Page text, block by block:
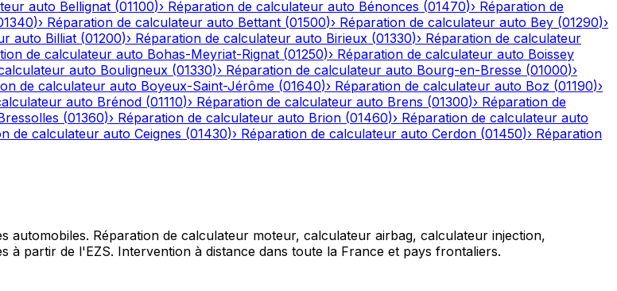
auto Bellignat (01100)› Réparation de calculateur auto Bénonces (01470)› Réparation de
)› Réparation de calculateur auto Bettant (01500)› Réparation de calculateur auto Bey (01290)›
auto Billiat (01200)› Réparation de calculateur auto Birieux (01330)› Réparation de calculateur
de calculateur auto Bohas-Meyriat-Rignat (01250)› Réparation de calculateur auto Boissey
auto Bouligneux (01330)› Réparation de calculateur auto Bourg-en-Bresse (01000)›
de calculateur auto Boyeux-Saint-Jérôme (01640)› Réparation de calculateur auto Boz (01190)›
auto Brénod (01110)› Réparation de calculateur auto Brens (01300)› Réparation de
(01360)› Réparation de calculateur auto Brion (01460)› Réparation de calculateur auto
de calculateur auto Ceignes (01430)› Réparation de calculateur auto Cerdon (01450)› Réparation
Réparation de calculateur moteur, calculateur airbag, calculateur injection,
à partir de l'EZS. Intervention à distance dans toute la France et pays frontaliers.